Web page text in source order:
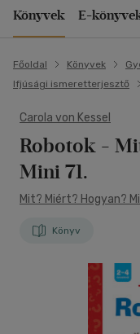
Könyvek E-
Főoldal Könyvek
Ifjúsági ismeretterjesztő
Carola von Kessel
Robotok -
Mini 71.
Mit? Miért? Hogyan?
Könyv